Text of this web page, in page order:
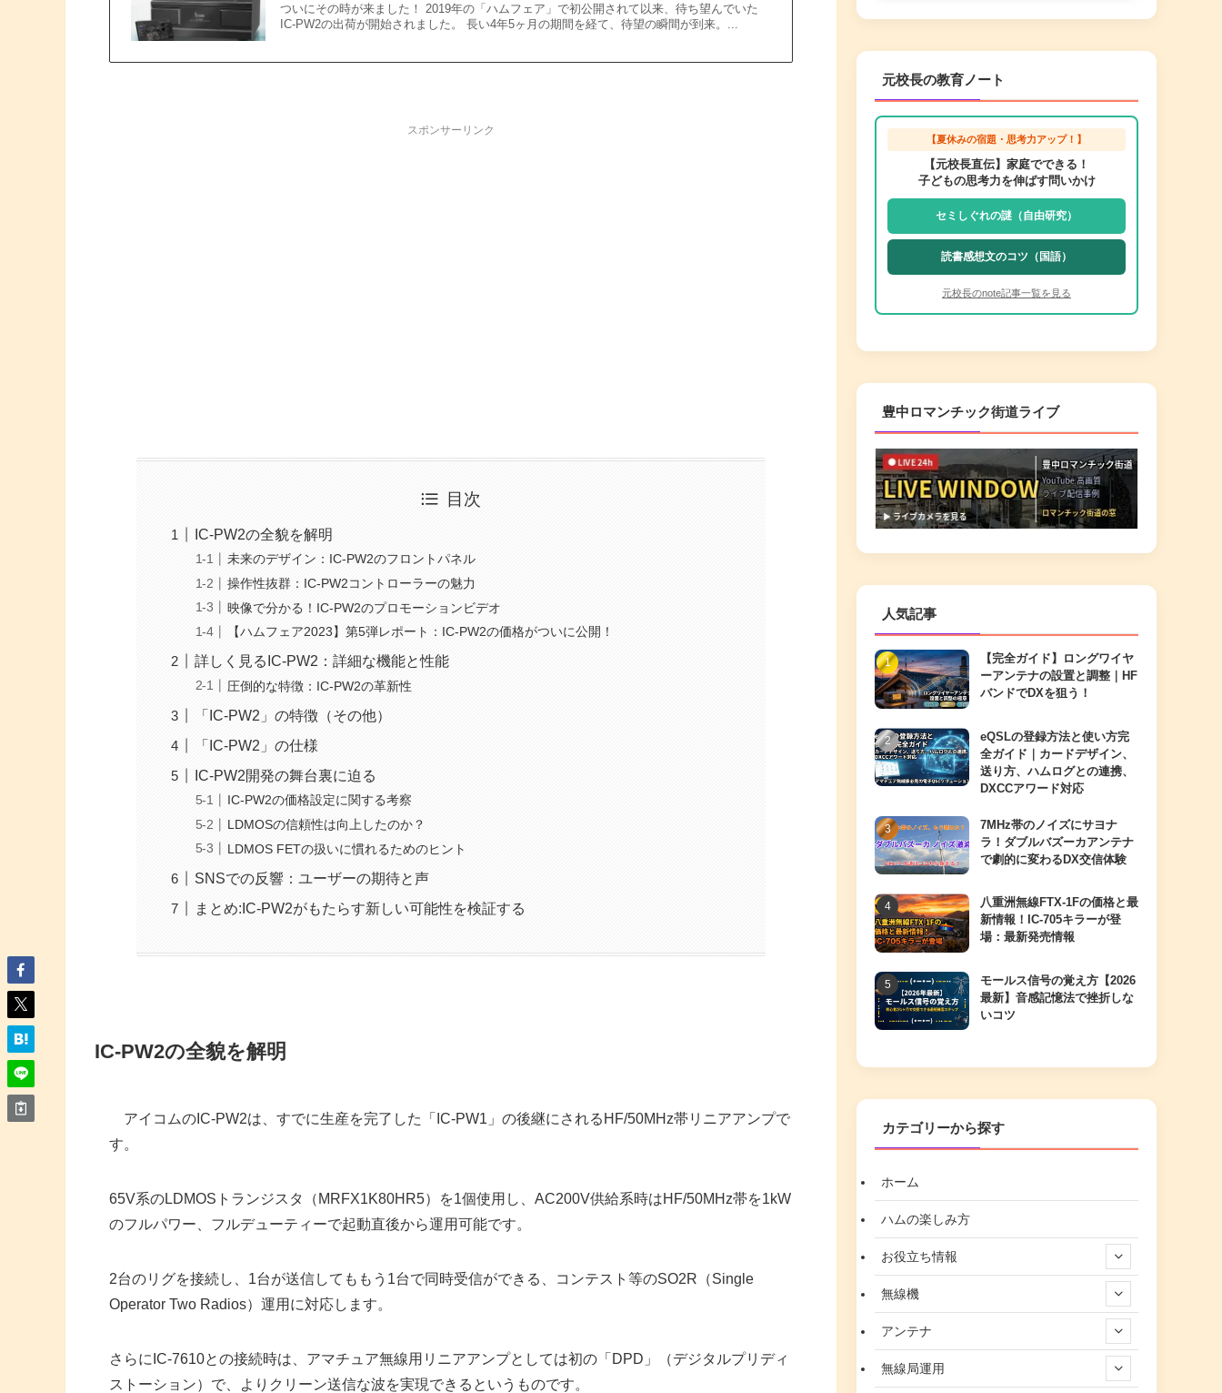
ついにその時が来ました！ 2019年の「ハムフェア」で初公開されて以来、待ち望んでいた
IC-PW2の出荷が開始されました。 長い4年5ヶ月の期間を経て、待望の瞬間が到来。...
スポンサーリンク
目次
IC-PW2の全貌を解明
未来のデザイン：IC-PW2のフロントパネル
操作性抜群：IC-PW2コントローラーの魅力
映像で分かる！IC-PW2のプロモーションビデオ
【ハムフェア2023】第5弾レポート：IC-PW2の価格がついに公開！
詳しく見るIC-PW2：詳細な機能と性能
圧倒的な特徴：IC-PW2の革新性
「IC-PW2」の特徴（その他）
「IC-PW2」の仕様
IC-PW2開発の舞台裏に迫る
IC-PW2の価格設定に関する考察
LDMOSの信頼性は向上したのか？
LDMOS FETの扱いに慣れるためのヒント
SNSでの反響：ユーザーの期待と声
まとめ:IC-PW2がもたらす新しい可能性を検証する
IC-PW2の全貌を解明
アイコムのIC-PW2は、すでに生産を完了した「IC-PW1」の後継にされるHF/50MHz帯リニアアンプで
す。
65V系のLDMOSトランジスタ（MRFX1K80HR5）を1個使用し、AC200V供給系時はHF/50MHz帯を1kW
のフルパワー、フルデューティーで起動直後から運用可能です。
2台のリグを接続し、1台が送信してももう1台で同時受信ができる、コンテスト等のSO2R（Single
Operator Two Radios）運用に対応します。
さらにIC-7610との接続時は、アマチュア無線用リニアアンプとしては初の「DPD」（デジタルプリディ
ストーション）で、よりクリーン送信な波を実現できるというものです。
元校長の教育ノート
【夏休みの宿題・思考力アップ！】
【元校長直伝】家庭でできる！
子どもの思考力を伸ばす問いかけ
セミしぐれの謎（自由研究）
読書感想文のコツ（国語）
元校長のnote記事一覧を見る
豊中ロマンチック街道ライブ
人気記事
【完全ガイド】ロングワイヤ
ーアンテナの設置と調整｜HF
バンドでDXを狙う！
eQSLの登録方法と使い方完
全ガイド｜カードデザイン、
送り方、ハムログとの連携、
DXCCアワード対応
7MHz帯のノイズにサヨナ
ラ！ダブルバズーカアンテナ
で劇的に変わるDX交信体験
八重洲無線FTX-1Fの価格と最
新情報！IC-705キラーが登
場：最新発売情報
モールス信号の覚え方【2026
最新】音感記憶法で挫折しな
いコツ
カテゴリーから探す
ホーム
ハムの楽しみ方
お役立ち情報
無線機
アンテナ
無線局運用